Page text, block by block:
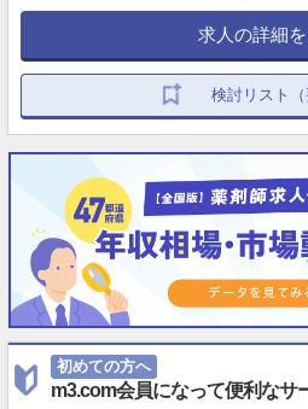
求人の詳細
検討リスト（
初めての方へ
m3.com会員になって便利なサ